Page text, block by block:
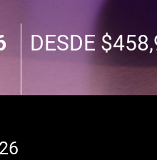
DESDE